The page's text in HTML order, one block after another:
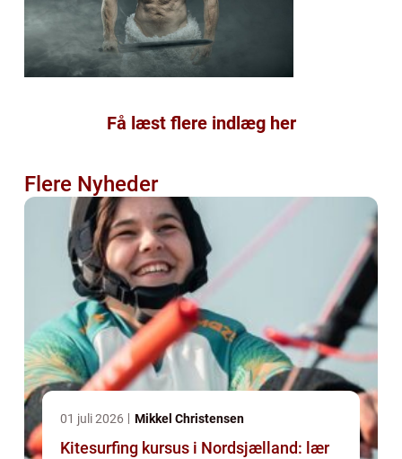
Få læst flere indlæg her
Flere Nyheder
01 juli 2026 Mikkel Christensen
Kitesurfing kursus i Nordsjælland: lær